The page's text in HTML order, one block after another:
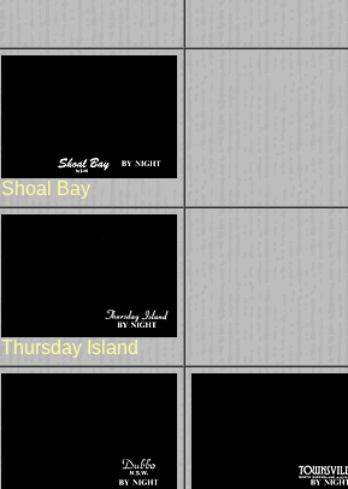
Shoal Bay
Thursday Island